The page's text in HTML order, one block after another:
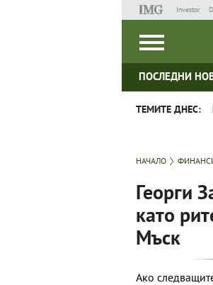
Investor
ПОСЛЕДНИ
ТЕМИТЕ ДНЕС:
НАЧАЛО
Георги
като
Мъск
Ако